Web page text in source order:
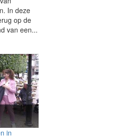
In deze
op de
van een...
in